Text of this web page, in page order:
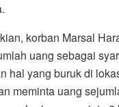
korban Marsal
uang sebagai
hal yang buruk di
meminta uang